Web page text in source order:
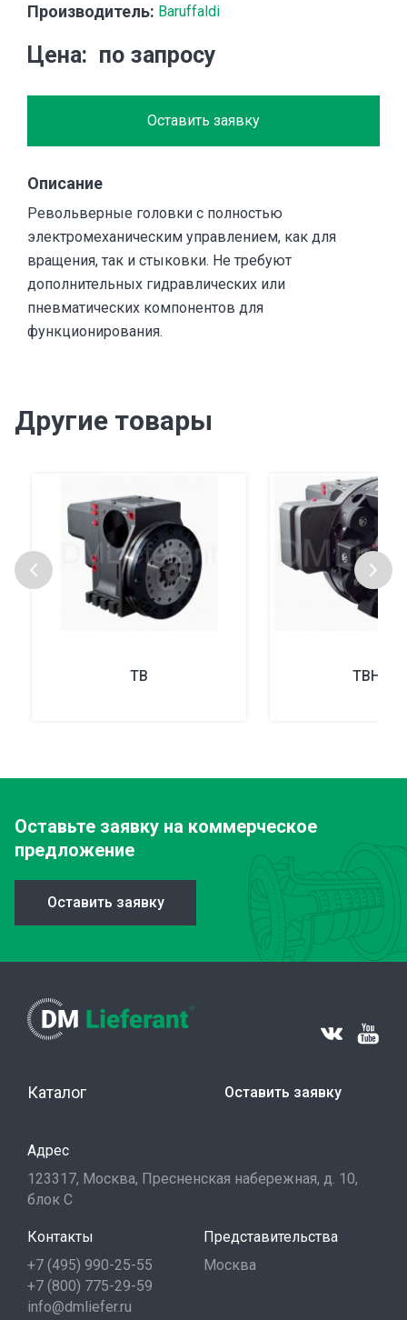
Производитель: Baruffaldi
Цена по запросу
Оставить заявку
Описание
Револьверные головки с полностью
электромеханическим управлением, как для
вращения, так и стыковки. Не требуют
дополнительных гидравлических или
пневматических компонентов для
функционирования.
Другие товары
TB TBHMA
Оставьте заявку на коммерческое
предложение
Оставить заявку
Каталог Оставить заявку
Адрес
123317, Москва, Пресненская набережная, д. 10,
блок С
Контакты
+7 (495) 990-25-55
+7 (800) 775-29-59
info@dmliefer.ru
Представительства
Москва